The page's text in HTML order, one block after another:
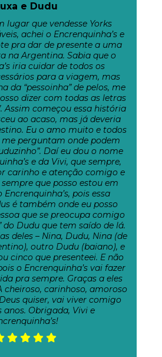
e Dudu
lugar que vendesse Yorks
achei o Encrenquinha’s e
pra dar de presente a uma
na Argentina. Sabia que o
iria cuidar de todos os
para a viagem, mas
da “pessoinha” de pelos, me
dizer com todas as letras
Assim começou essa história
ao acaso, mas já deveria
Eu o amo muito e todos
perguntam onde podem
Daí eu dou o nome
e da Vivi, que sempre,
carinho e atenção comigo e
que posso estou em
pois essa
é também onde eu posso
que se preocupa comigo
do Dudu que tem saído de lá.
deles – Nina, Dudu, Nina (de
outro Dudu (baiano), e
cinco que presenteei. E não
o Encrenquinha’s vai fazer
pra sempre. Graças a eles
cheiroso, carinhoso, amoroso
quiser, vai viver comigo
Obrigada, Vivi e